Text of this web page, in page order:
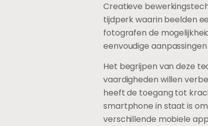
Creatieve
tijdperk waarin beelden
fotografen de
eenvoudige
Het begrijpen van deze
vaardigheden willen
heeft de toegang tot
smartphone in staat is
verschillende mobiele